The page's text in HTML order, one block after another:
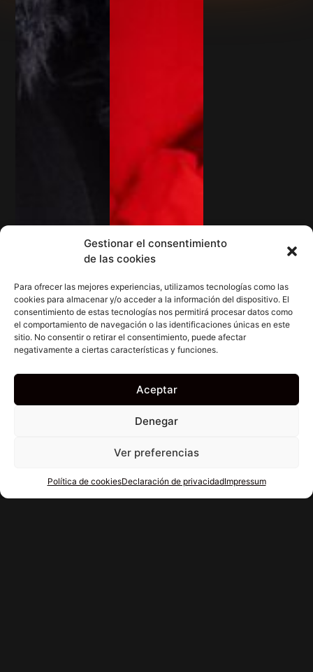
Gestionar el consentimiento
de las cookies
Para ofrecer las mejores experiencias, utilizamos tecnologías como las
cookies para almacenar y/o acceder a la información del dispositivo. El
consentimiento de estas tecnologías nos permitirá procesar datos como
el comportamiento de navegación o las identificaciones únicas en este
sitio. No consentir o retirar el consentimiento, puede afectar
negativamente a ciertas características y funciones.
Aceptar
Denegar
Ver preferencias
Política de cookiesDeclaración de privacidadImpressum